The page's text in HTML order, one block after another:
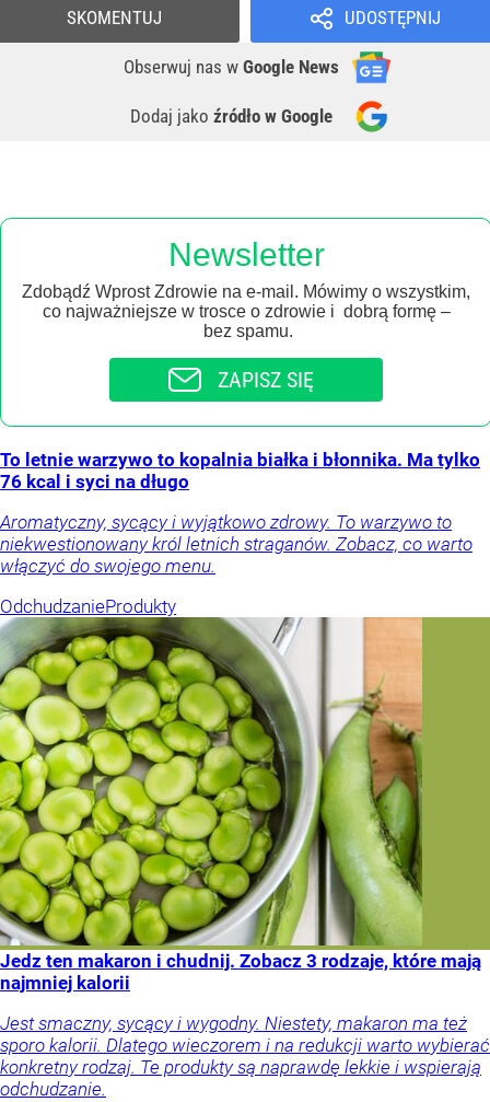
UDOSTĘPNIJ
Obserwuj nas w Google News
Dodaj jako źródło w Google
SKOMENTUJ
Newsletter
Zdobądź Wprost Zdrowie na e-mail. Mówimy o wszystkim,
co najważniejsze w trosce o zdrowie i dobrą formę –
bez spamu.
ZAPISZ SIĘ
To letnie warzywo to kopalnia białka i błonnika. Ma tylko
76 kcal i syci na długo
Aromatyczny, sycący i wyjątkowo zdrowy. To warzywo to
niekwestionowany król letnich straganów. Zobacz, co warto
włączyć do swojego menu.
OdchudzanieProdukty
Jedz ten makaron i chudnij. Zobacz 3 rodzaje, które mają
najmniej kalorii
Jest smaczny, sycący i wygodny. Niestety, makaron ma też
sporo kalorii. Dlatego wieczorem i na redukcji warto wybierać
konkretny rodzaj. Te produkty są naprawdę lekkie i wspierają
odchudzanie.